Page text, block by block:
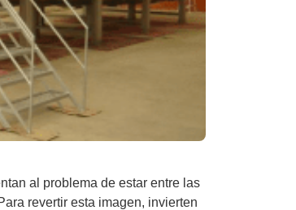
al problema de estar entre las
revertir esta imagen, invierten